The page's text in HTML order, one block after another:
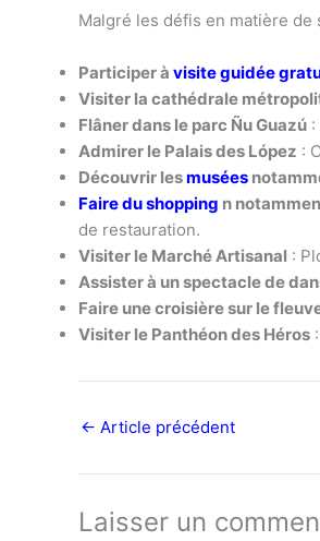
Malgré les défis en matière
Participer à visite guidée
Visiter la cathédrale
Flâner dans le parc Ñu Guazú
Admirer le Palais des López :
Découvrir lesmusées
Faire du shopping n
de restauration.
Visiter le Marché Artisanal :
Assister à un spectacle de
Faire une croisière sur le
Visiter le Panthéon des Héros
← Article précédent
Laisser un